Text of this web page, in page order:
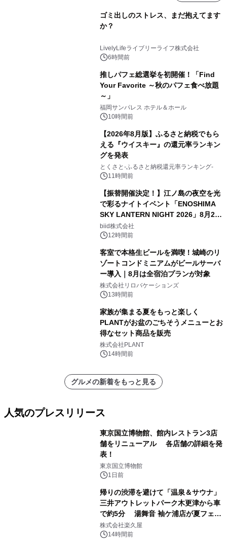
ゴミ出しのストレス、まだ抱えてます
か？
LivelyLifeライブリーライフ株式会社
6時間前
推しパフェ総選挙を初開催！「Find
Your Favorite ～秋のパフェ食べ放題
～」
福岡サンパレス ホテル＆ホール
10時間前
【2026年8月版】ふるさと納税でもら
える『ウイスキー』の還元率ランキン
グを発表
とくさと-ふるさと納税還元率ランキング-
11時間前
【振替開催決定！】江ノ島の夜空を光
で彩るナイトイベント「ENOSHIMA
SKY LANTERN NIGHT 2026」8月22
日(土)振替開催＆受付スタート！
biid株式会社
12時間前
客室で本格生ビールを満喫！城崎のリ
ゾートコンドミニアムがビールサーバ
ー導入｜8月は全宿泊プランが対象
株式会社リロバケーションズ
13時間前
家族が集まる夏をもっと楽しく
PLANTがお盆のごちそうメニューとお
得なセット商品を販売
株式会社PLANT
14時間前
グルメの新着をもっと見る
人気のプレスリリース
東京国立博物館、館内レストラン3店
舗をリニューアル 各店舗の詳細を発
表！
東京国立博物館
1日前
帰りの渋滞を避けて「温泉＆サウナ」
三井アウトレットパーク木更津から車
で約5分 湯舞音 袖ケ浦店が夏フェア
メニューを提供
株式会社楽久屋
14時間前